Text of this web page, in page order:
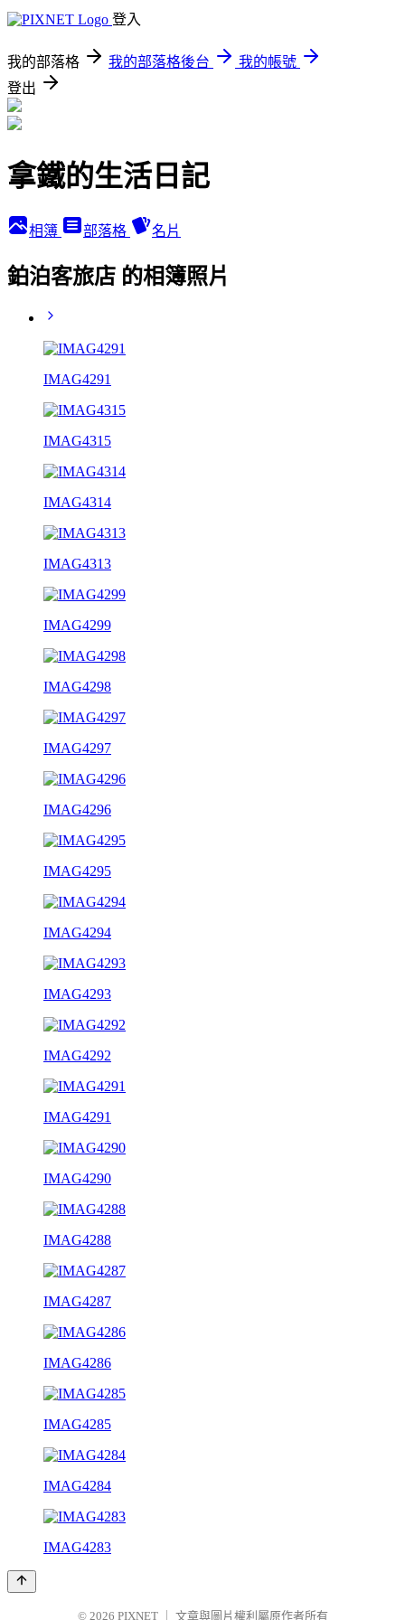
登入
我的部落格 我的部落格後台
我的帳號
登出
拿鐵的生活日記
相簿 部落格 名片
鉑泊客旅店 的相簿照片
IMAG4291
IMAG4315
IMAG4314
IMAG4313
IMAG4299
IMAG4298
IMAG4297
IMAG4296
IMAG4295
IMAG4294
IMAG4293
IMAG4292
IMAG4291
IMAG4290
IMAG4288
IMAG4287
IMAG4286
IMAG4285
IMAG4284
IMAG4283
© 2026 PIXNET 文章與圖片權利屬原作者所有